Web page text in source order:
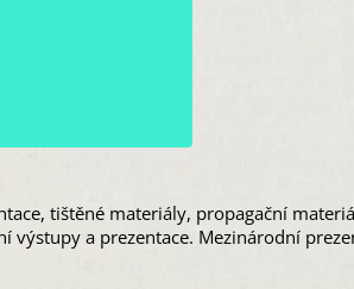
tištěné materiály, propagační
a prezentace. Mezinárodní